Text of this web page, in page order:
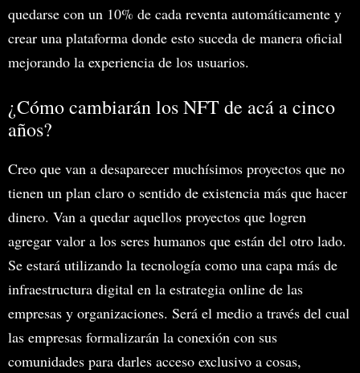
quedarse con un 10% de cada reventa automáticamente y
crear una plataforma donde esto suceda de manera oficial
mejorando la experiencia de los usuarios.
¿Cómo cambiarán los NFT de acá a cinco
años?
Creo que van a desaparecer muchísimos proyectos que no
tienen un plan claro o sentido de existencia más que hacer
dinero. Van a quedar aquellos proyectos que logren
agregar valor a los seres humanos que están del otro lado.
Se estará utilizando la tecnología como una capa más de
infraestructura digital en la estrategia online de las
empresas y organizaciones. Será el medio a través del cual
las empresas formalizarán la conexión con sus
comunidades para darles acceso exclusivo a cosas,